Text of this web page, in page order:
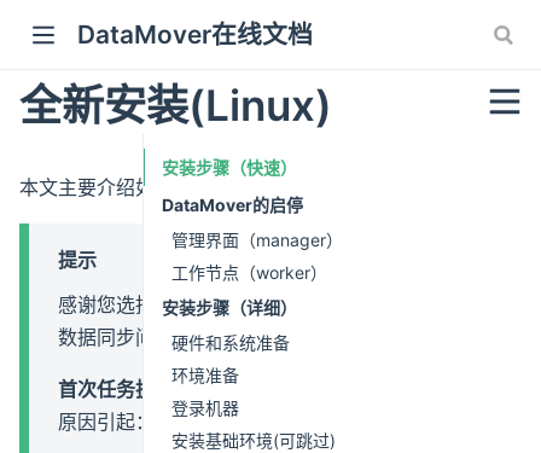
DataMover在线文档
全新安装(Linux)
本文主要介绍如何在 Linux 操作系统下安装DataMover。
提示
感谢您选择 DataMover！您已经迈出了高效解决
数据同步问题的关键一步 🎉
首次任务执行失败是非常常见的现象
原因引起：
安装步骤（快速）
DataMover的启停
管理界面（manager）
工作节点（worker）
安装步骤（详细）
硬件和系统准备
环境准备
登录机器
安装基础环境(可跳过)